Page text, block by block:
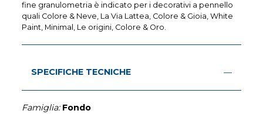
fine granulometria è indicato per i decorativi a pennello
quali Colore & Neve, La Via Lattea, Colore & Gioia, White
Paint, Minimal, Le origini, Colore & Oro.
SPECIFICHE TECNICHE
Famiglia: Fondo